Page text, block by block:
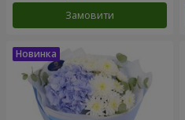
Замовити